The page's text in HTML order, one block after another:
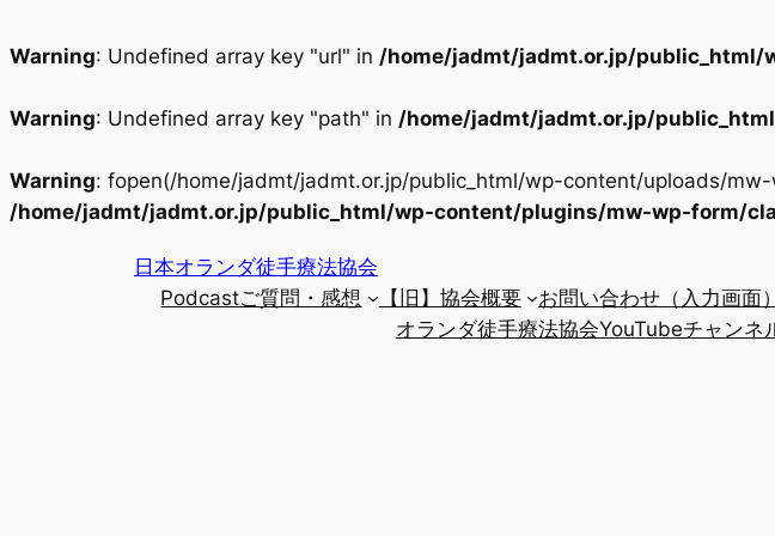
Warning: Undefined array key "url" in /home/jadmt/jadmt.or.jp/
Warning: Undefined array key "path" in /home/jadmt/jadmt.or.jp/
Warning: fopen(/home/jadmt/jadmt.or.jp/public_html/wp-content/uploads/
/home/jadmt/jadmt.or.jp/public_html/wp-content/plugins/mw-wp-form/
日本オランダ徒手療法協会
Podcastご質問・感想
【旧】協会概要 お問い合わせ（入力画面）
オランダ徒手療法協会YouTubeチャンネ